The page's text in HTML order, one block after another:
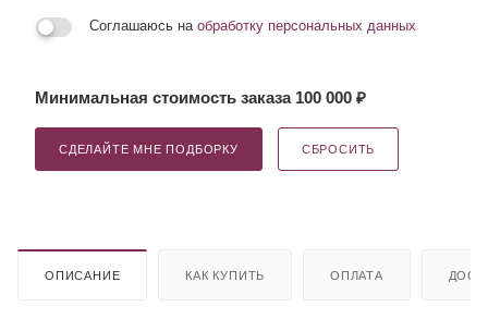
Соглашаюсь на обработку персональных данных
Минимальная стоимость заказа 100 000 ₽
СДЕЛАЙТЕ МНЕ ПОДБОРКУ СБРОСИТЬ
ОПИСАНИЕ КАК КУПИТЬ ОПЛАТА